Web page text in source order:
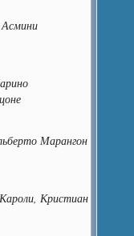
Марангон
Кристиан